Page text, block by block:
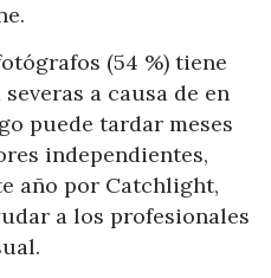
(54 %) tiene
a causa de en
puede tardar meses
independientes,
año por Catchlight,
a los profesionales